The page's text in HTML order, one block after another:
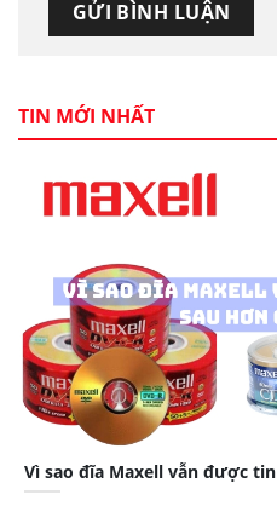
TIN MỚI NHẤT
Vì sao đĩa Maxell vẫn được